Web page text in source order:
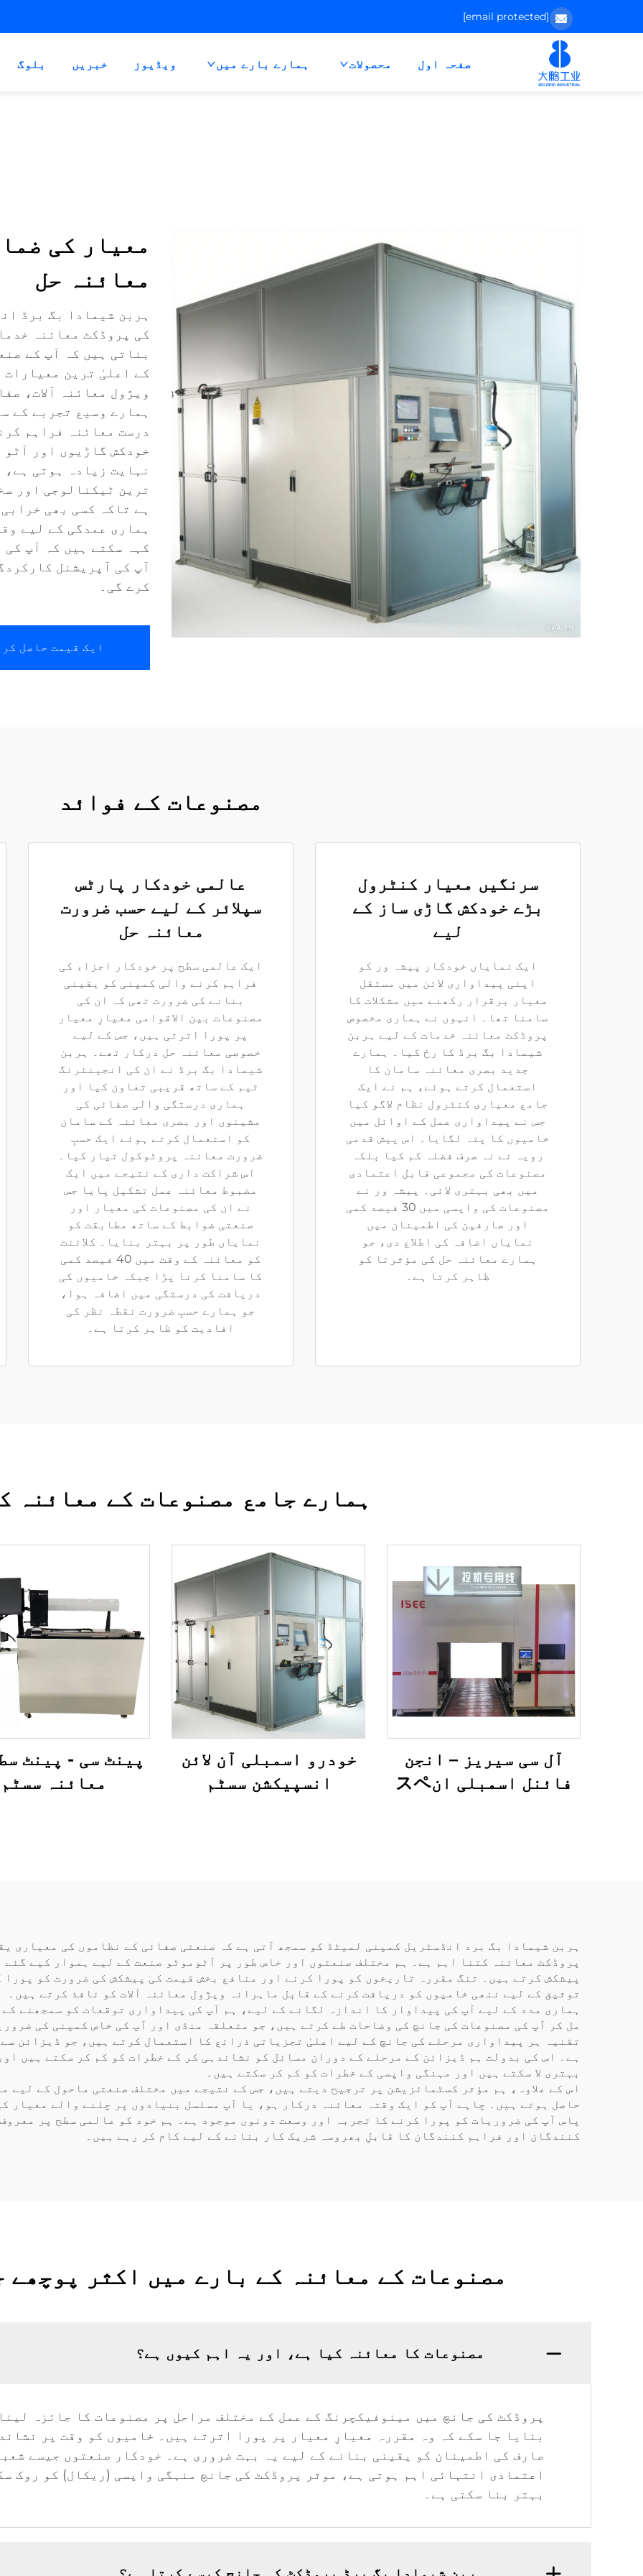
[email protected]
صفحہ اول محصولات ہمارے بارے میں ویڈیوز خبریں بلوگ
معیار کی
معائنہ حل
ہربن شیمادا بگ برڈ
کی پروڈکٹ معائنہ
بناتی ہیں کہ آپ کے
کے اعلیٰ ترین
ویژول معائنہ آلات،
ہمارے وسیع تجربے کے
درست معائنہ فراہم
خودکش گاڑیوں اور
نہایت زیادہ ہوتی
ترین ٹیکنالوجی اور
ہے تاکہ کسی بھی
ہماری عمدگی کے لیے
کہہ سکتے ہیں کہ آپ
آپ کی آپریشنل
کرے گی۔
ایک قیمت حاصل
مصنوعات کے فوائد
سرنگیں معیار کنٹرول
بڑے خودکش گاڑی ساز کے
لیے
ایک نمایاں خودکار پیشہ ور کو
اپنی پیداواری لائن میں مستقل
معیار برقرار رکھنے میں مشکلات کا
سامنا تھا۔ انہوں نے ہماری مخصوص
پروڈکٹ معائنہ خدمات کے لیے ہربن
شیمادا بگ برڈ کا رخ کیا۔ ہمارے
جدید بصری معائنہ سامان کا
استعمال کرتے ہوئے، ہم نے ایک
جامع معیاری کنٹرول نظام لاگو کیا
جس نے پیداواری عمل کے اوائل میں
خامیوں کا پتہ لگایا۔ اس پیش قدمی
رویہ نے نہ صرف فضلہ کم کیا بلکہ
مصنوعات کی مجموعی قابل اعتمادی
میں بھی بہتری لائی۔ پیشہ ور نے
مصنوعات کی واپسی میں 30 فیصد کمی
اور صارفین کی اطمینان میں
نمایاں اضافہ کی اطلاع دی، جو
ہمارے معائنہ حل کی مؤثرتا کو
ظاہر کرتا ہے۔
عالمی خودکار پارٹس
سپلائر کے لیے حسب ضرورت
معائنہ حل
ایک عالمی سطح پر خودکار اجزاء کی
فراہم کرنے والی کمپنی کو یقینی
بنانے کی ضرورت تھی کہ ان کی
مصنوعات بین الاقوامی معیارِ معیار
پر پورا اترتی ہیں، جس کے لیے
خصوصی معائنہ حل درکار تھے۔ ہربن
شیمادا بگ برڈ نے ان کی انجینئرنگ
ٹیم کے ساتھ قریبی تعاون کیا اور
ہماری درستگی والی صفائی کی
مشینوں اور بصری معائنہ کے سامان
کو استعمال کرتے ہوئے ایک حسبِ
ضرورت معائنہ پروٹوکول تیار کیا۔
اس شراکت داری کے نتیجے میں ایک
مضبوط معائنہ عمل تشکیل پایا جس
نے ان کی مصنوعات کی معیار اور
صنعتی ضوابط کے ساتھ مطابقت کو
نمایاں طور پر بہتر بنایا۔ کلائنٹ
کو معائنہ کے وقت میں 40 فیصد کمی
کا سامنا کرنا پڑا جبکہ خامیوں کی
دریافت کی درستگی میں اضافہ ہوا،
جو ہمارے حسبِ ضرورت نقطہ نظر کی
افادیت کو ظاہر کرتا ہے۔
ہمارے جامع مصنوعات کے معائنہ
آل سی سیریز – انجن
فائنل اسمبلی انスペ
خودرو اسمبلی آن لائن
انسپیکشن سسٹم
پینٹ سی - پینٹ
معائنہ سسٹم
ہربن شیمادا بگ برد انڈسٹریل کمپنی لمیٹڈ کو سمجھ آتی ہے کہ صنعتی صفائی کے نظاموں کی معیاری
پروڈکٹ معائنہ کتنا اہم ہے۔ ہم مختلف صنعتوں اور خاص طور پر آٹوموٹو صنعت کے لیے ہموار کیے
پیشکش کرتے ہیں۔ تنگ مقررہ تاریخوں کو پورا کرنے اور منافع بخش قیمت کی پیشکش کی ضرورت کو
توثیق کے لیے ننھی خامیوں کو دریافت کرنے کے قابل ماہرانہ ویژول معائنہ آلات کو نافذ کرتے ہیں۔
ہماری مدد کے لیے آپ کی پیداوار کا اندازہ لگانے کے لیے، ہم آپ کی پیداواری توقعات کو سمجھنے
مل کر آپ کی مصنوعات کی جانچ کی وضاحات طے کرتے ہیں، جو متعلقہ منڈی اور آپ کی خاص کمپنی کی
تقنيہ ہر پیداواری مرحلے کی جانچ کے لیے اعلیٰ تجزیاتی ذرائع کا استعمال کرتے ہیں، جو ڈیزائن
ہے۔ اس کی بدولت ہم ڈیزائن کے مرحلے کے دوران مسائل کو نشاندہی کر کے خطرات کو کم کر سکتے ہیں
بہتری لا سکتے ہیں اور مہنگی واپسی کے خطرات کو کم کر سکتے ہیں۔
اس کے علاوہ، ہم مؤثر کسٹمائزیشن پر ترجیح دیتے ہیں، جس کے نتیجے میں مختلف صنعتی ماحول کے لیے
حاصل ہوتے ہیں۔ چاہے آپ کو ایک وقتہ معائنہ درکار ہو، یا آپ مسلسل بنیادوں پر چلنے والے معیار
پاس آپ کی ضروریات کو پورا کرنے کا تجربہ اور وسعت دونوں موجود ہے۔ ہم خود کو عالمی سطح پر
کنندگان اور فراہم کنندگان کا قابلِ بھروسہ شریک کار بنانے کے لیے کام کر رہے ہیں۔
مصنوعات کے معائنہ کے بارے میں اکثر پوچھے
مصنوعات کا معائنہ کیا ہے، اور یہ اہم کیوں ہے؟
پروڈکٹ کی جانچ میں مینوفیکچرنگ کے عمل کے مختلف مراحل پر مصنوعات کا جائزہ
بنایا جا سکے کہ وہ مقررہ معیارِ معیار پر پورا اترتے ہیں۔ خامیوں کو وقت پر
صارف کی اطمینان کو یقینی بنانے کے لیے یہ بہت ضروری ہے۔ خودکار صنعتوں جیسے
اعتمادی انتہائی اہم ہوتی ہے، موثر پروڈکٹ کی جانچ منہگی واپسی (ریکال) کو روک
بہتر بنا سکتی ہے۔